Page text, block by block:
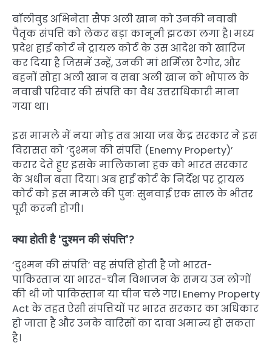
बॉलीवुड अभिनेता सैफ अली खान को उनकी नवाबी
पैतृक संपत्ति को लेकर बड़ा कानूनी झटका लगा है। मध्य
प्रदेश हाई कोर्ट ने ट्रायल कोर्ट के उस आदेश को खारिज
कर दिया है जिसमें उन्हें, उनकी मां शर्मिला टैगोर, और
बहनों सोहा अली खान व सबा अली खान को भोपाल के
नवाबी परिवार की संपत्ति का वैध उत्तराधिकारी माना
गया था।
इस मामले में नया मोड़ तब आया जब केंद्र सरकार ने इस
विरासत को ‘दुश्मन की संपत्ति (Enemy Property)’
करार देते हुए इसके मालिकाना हक को भारत सरकार
के अधीन बता दिया। अब हाई कोर्ट के निर्देश पर ट्रायल
कोर्ट को इस मामले की पुनः सुनवाई एक साल के भीतर
पूरी करनी होगी।
क्या होती है ‘दुश्मन की संपत्ति’?
‘दुश्मन की संपत्ति’ वह संपत्ति होती है जो भारत-
पाकिस्तान या भारत-चीन विभाजन के समय उन लोगों
की थी जो पाकिस्तान या चीन चले गए। Enemy Property
Act के तहत ऐसी संपत्तियों पर भारत सरकार का अधिकार
हो जाता है और उनके वारिसों का दावा अमान्य हो सकता
है।